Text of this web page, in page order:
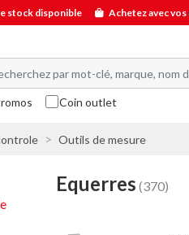
stock disponible Achetez avec
Coin outlet
Outils de mesure
Equerres (370)